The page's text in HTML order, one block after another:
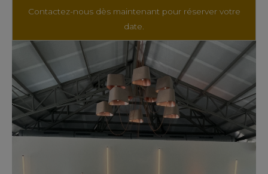
Contactez-nous dès maintenant pour réserver votre
date.